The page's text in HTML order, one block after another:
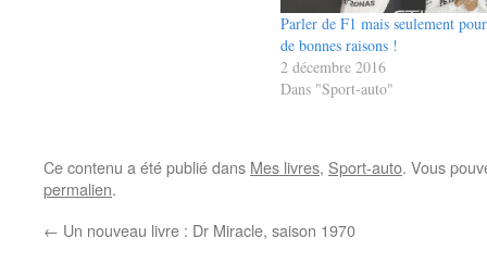
Parler de F1 mais seulement pour
de bonnes raisons !
2 décembre 2016
Dans "Sport-auto"
Ce contenu a été publié dans Mes livres, Sport-auto. Vous
permalien.
← Un nouveau livre : Dr Miracle, saison 1970